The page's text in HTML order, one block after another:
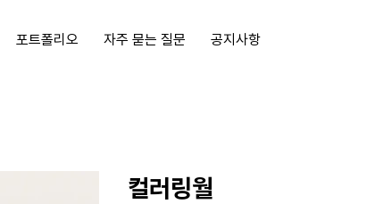
포트폴리오 자주 묻는 질문 공지사항
컬러링월